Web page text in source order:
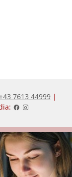
7613 44999|